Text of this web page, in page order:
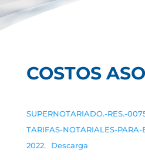
COSTOS
SUPERNOTARIADO.-RES.-
TARIFAS-NOTARIALES-
2022.
Descarga